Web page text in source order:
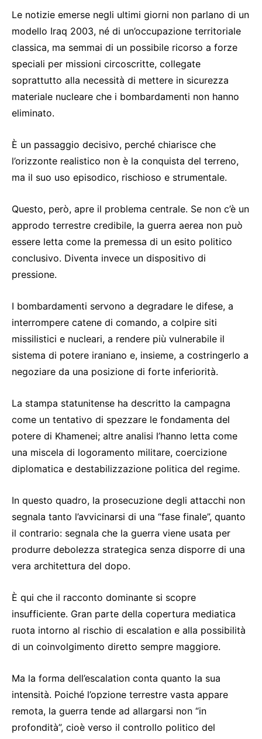
Le notizie emerse negli ultimi giorni non parlano di un
modello Iraq 2003, né di un’occupazione territoriale
classica, ma semmai di un possibile ricorso a forze
speciali per missioni circoscritte, collegate
soprattutto alla necessità di mettere in sicurezza
materiale nucleare che i bombardamenti non hanno
eliminato.
È un passaggio decisivo, perché chiarisce che
l’orizzonte realistico non è la conquista del terreno,
ma il suo uso episodico, rischioso e strumentale.
Questo, però, apre il problema centrale. Se non c’è un
approdo terrestre credibile, la guerra aerea non può
essere letta come la premessa di un esito politico
conclusivo. Diventa invece un dispositivo di
pressione.
I bombardamenti servono a degradare le difese, a
interrompere catene di comando, a colpire siti
missilistici e nucleari, a rendere più vulnerabile il
sistema di potere iraniano e, insieme, a costringerlo a
negoziare da una posizione di forte inferiorità.
La stampa statunitense ha descritto la campagna
come un tentativo di spezzare le fondamenta del
potere di Khamenei; altre analisi l’hanno letta come
una miscela di logoramento militare, coercizione
diplomatica e destabilizzazione politica del regime.
In questo quadro, la prosecuzione degli attacchi non
segnala tanto l’avvicinarsi di una “fase finale”, quanto
il contrario: segnala che la guerra viene usata per
produrre debolezza strategica senza disporre di una
vera architettura del dopo.
È qui che il racconto dominante si scopre
insufficiente. Gran parte della copertura mediatica
ruota intorno al rischio di escalation e alla possibilità
di un coinvolgimento diretto sempre maggiore.
Ma la forma dell’escalation conta quanto la sua
intensità. Poiché l’opzione terrestre vasta appare
remota, la guerra tende ad allargarsi non “in
profondità”, cioè verso il controllo politico del